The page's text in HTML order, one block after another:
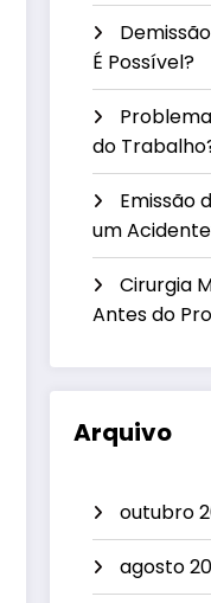
É Possível?
do
Emissão
um
Cirurgia
Antes do
Arquivo
outubro
agosto